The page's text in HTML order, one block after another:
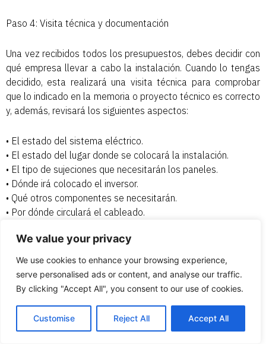
We value your privacy
We use cookies to enhance your browsing experience,
serve personalised ads or content, and analyse our traffic.
By clicking "Accept All", you consent to our use of cookies.
Customise Reject All Accept All
Paso 4: Visita técnica y documentación
Una vez recibidos todos los presupuestos, debes decidir con
qué empresa llevar a cabo la instalación. Cuando lo tengas
decidido, esta realizará una visita técnica para comprobar
que lo indicado en la memoria o proyecto técnico es correcto
y, además, revisará los siguientes aspectos:
• El estado del sistema eléctrico.
• El estado del lugar donde se colocará la instalación.
• El tipo de sujeciones que necesitarán los paneles.
• Dónde irá colocado el inversor.
• Qué otros componentes se necesitarán.
• Por dónde circulará el cableado.
En este momento, también puedes aprovechar para
preguntar todas las dudas que tengas.
facilitará el coste definitivo y firmaréis el contrato.